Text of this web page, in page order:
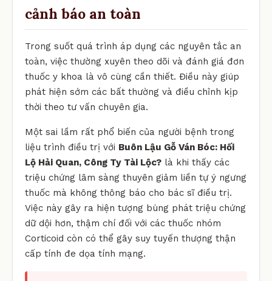
cảnh báo an toàn
Trong suốt quá trình áp dụng các nguyên tắc an
toàn, việc thường xuyên theo dõi và đánh giá đơn
thuốc y khoa là vô cùng cần thiết. Điều này giúp
phát hiện sớm các bất thường và điều chỉnh kịp
thời theo tư vấn chuyên gia.
Một sai lầm rất phổ biến của người bệnh trong
liệu trình điều trị với Buôn Lậu Gỗ Ván Bóc: Hối
Lộ Hải Quan, Công Ty Tài Lộc? là khi thấy các
triệu chứng lâm sàng thuyên giảm liền tự ý ngưng
thuốc mà không thông báo cho bác sĩ điều trị.
Việc này gây ra hiện tượng bùng phát triệu chứng
dữ dội hơn, thậm chí đối với các thuốc nhóm
Corticoid còn có thể gây suy tuyến thượng thận
cấp tính đe dọa tính mạng.